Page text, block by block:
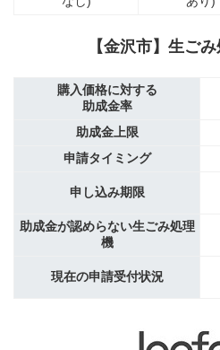
【金沢市】生ご
購入価格に対する
助成金率
助成金上限
申請タイミング
申し込み期限
助成金が認めらない生ごみ処理
機
現在の申請受付状況